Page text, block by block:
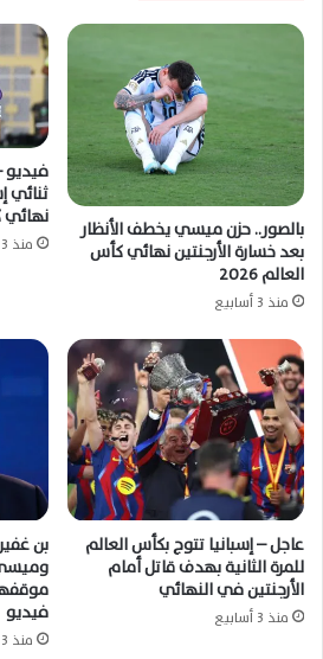
بالصور.. حزن ميسي يخطف الأنظار
بعد خسارة الأرجنتين نهائي كأس
العالم 2026
منذ 3 أسابيع
ثنائي
نهائي كأس
منذ 3 أسابيع
عاجل – إسبانيا تتوج بكأس العالم
للمرة الثانية بهدف قاتل أمام
الأرجنتين في النهائي
منذ 3 أسابيع
بن
وميسي
فيديو
منذ 3 أسابيع